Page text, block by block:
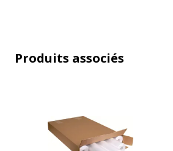
Produits associés